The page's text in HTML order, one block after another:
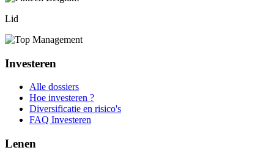
Lid
Investeren
Alle dossiers
Hoe investeren ?
Diversificatie en risico's
FAQ Investeren
Lenen